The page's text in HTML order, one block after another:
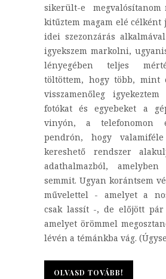
sikerült-e megvalósítanom
kitűztem magam elé célként
idei szezonzárás
igyekszem markolni,
lényegében teljes
töltöttem, hogy több, mint
visszamenőleg
fotókat és egyebeket a
vinyón, a
pendrón, hogy
kereshető rendszer
adathalmazból,
semmit. Ugyan korántsem
művelettel - amelyet a
csak lassít -, de előjött pár
amelyet örömmel
lévén a témánkba vág.
OLVASD TOVÁBB!
OLVASD TOVÁBB!